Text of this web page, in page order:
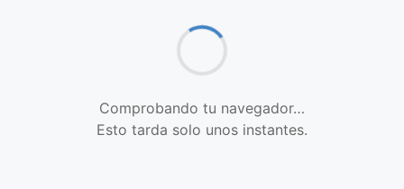
Comprobando tu navegador…
Esto tarda solo unos instantes.